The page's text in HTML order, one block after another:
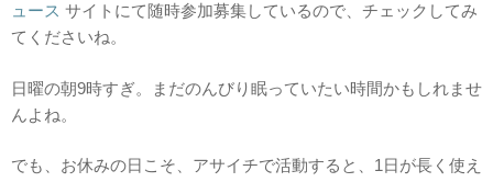
ュース サイトにて随時参加募集しているので、チェックしてみ
てくださいね。
日曜の朝9時すぎ。まだのんびり眠っていたい時間かもしれませ
んよね。
でも、お休みの日こそ、アサイチで活動すると、1日が長く使え